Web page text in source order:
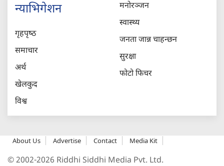
न्याभिगेशन
गृहपृष्‍ठ
समाचार
अर्थ
खेलकुद
विश्व
मनोरञ्जन
स्वास्थ्य
जनता जान्न चाहन्छन
सुरक्षा
फोटो फिचर
About Us Advertise Contact Media Kit
© 2002-2026 Riddhi Siddhi Media Pvt. Ltd.